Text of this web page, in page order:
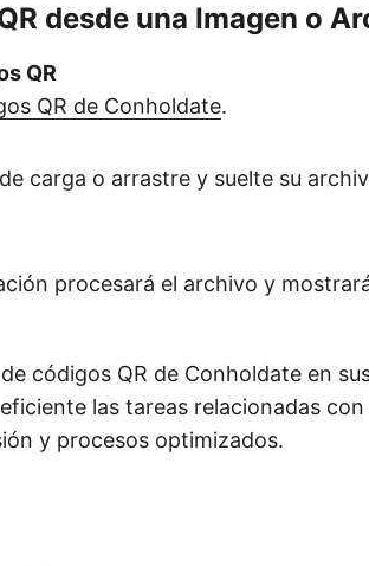
desde una Imagen o
QR
QR de Conholdate.
carga o arrastre y suelte su
procesará el archivo y
códigos QR de Conholdate en
las tareas relacionadas
y procesos optimizados.